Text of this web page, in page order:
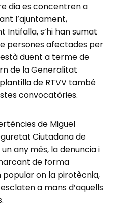
dia es concentren a
l’ajuntament,
s’hi han sumat
persones afectades per
duent a terme de
de la Generalitat
de RTVV també
convocatòries.
de Miguel
Ciutadana de
any més, la denuncia i
de forma
on la pirotècnia,
a mans d’aquells